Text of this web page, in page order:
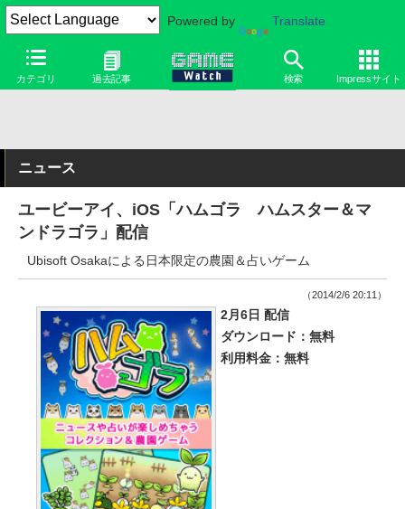
Powered by Translate
カテゴリ 過去記事 検索 Impressサイト
ニュース
ユービーアイ、iOS「ハムゴラ ハムスター＆マ
ンドラゴラ」配信
Ubisoft Osakaによる日本限定の農園＆占いゲーム
（2014/2/6 20:11）
2月6日 配信
ダウンロード：無料
利用料金：無料